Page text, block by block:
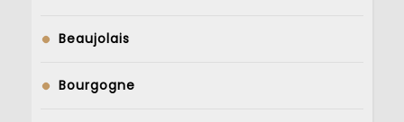
Beaujolais
Bourgogne